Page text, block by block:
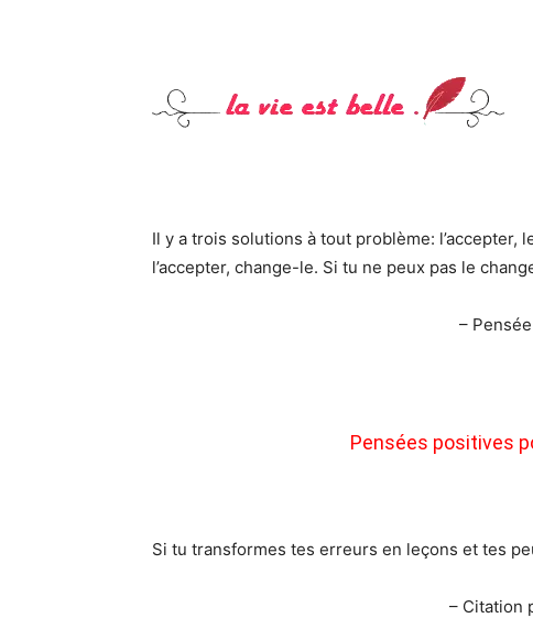
Il y a trois solutions à tout problème: l’accepter,
l’accepter, change-le. Si tu ne peux pas le
–
Pensées positives
Si tu transformes tes erreurs en leçons et tes
– Citation